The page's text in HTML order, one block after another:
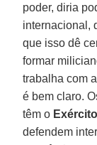
poder, diria
internacional,
que isso dê
formar
trabalha com
é bem claro.
têm o Exército
defendem